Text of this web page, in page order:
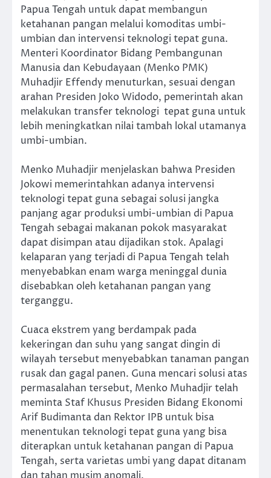
Papua Tengah untuk dapat membangun
ketahanan pangan melalui komoditas umbi-
umbian dan intervensi teknologi tepat guna.
Menteri Koordinator Bidang Pembangunan
Manusia dan Kebudayaan (Menko PMK)
Muhadjir Effendy menuturkan, sesuai dengan
arahan Presiden Joko Widodo, pemerintah akan
melakukan transfer teknologi tepat guna untuk
lebih meningkatkan nilai tambah lokal utamanya
umbi-umbian.
Menko Muhadjir menjelaskan bahwa Presiden
Jokowi memerintahkan adanya intervensi
teknologi tepat guna sebagai solusi jangka
panjang agar produksi umbi-umbian di Papua
Tengah sebagai makanan pokok masyarakat
dapat disimpan atau dijadikan stok. Apalagi
kelaparan yang terjadi di Papua Tengah telah
menyebabkan enam warga meninggal dunia
disebabkan oleh ketahanan pangan yang
terganggu.
Cuaca ekstrem yang berdampak pada
kekeringan dan suhu yang sangat dingin di
wilayah tersebut menyebabkan tanaman pangan
rusak dan gagal panen. Guna mencari solusi atas
permasalahan tersebut, Menko Muhadjir telah
meminta Staf Khusus Presiden Bidang Ekonomi
Arif Budimanta dan Rektor IPB untuk bisa
menentukan teknologi tepat guna yang bisa
diterapkan untuk ketahanan pangan di Papua
Tengah, serta varietas umbi yang dapat ditanam